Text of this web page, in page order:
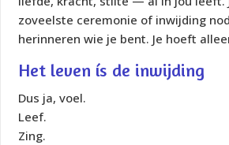
zoveelste ceremonie of inwijding
herinneren wie je bent. Je hoeft
Het leven ís de inwijding
Dus ja, voel.
Leef.
Zing.